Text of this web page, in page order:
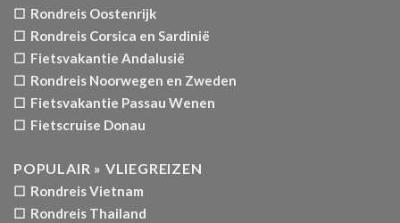
☐ Rondreis Oostenrijk
☐ Rondreis Corsica en Sardinië
☐ Fietsvakantie Andalusië
☐ Rondreis Noorwegen en Zweden
☐ Fietsvakantie Passau Wenen
☐ Fietscruise Donau
POPULAIR » VLIEGREIZEN
☐ Rondreis Vietnam
☐ Rondreis Thailand